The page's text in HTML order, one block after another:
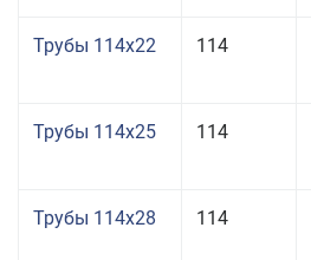
Трубы 114x22 114
Трубы 114x25 114
Трубы 114x28 114